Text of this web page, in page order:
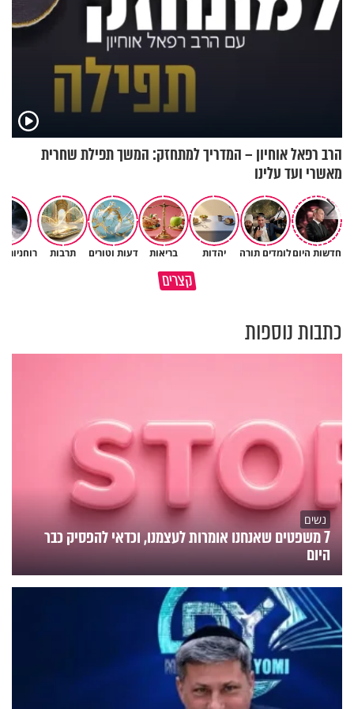
הרב רפאל אוחיון – המדריך למתחזק: המשך תפילת שחרית
מאשרי ועד עלינו
חדשות היוםלומדים תורה יהדות בריאות דעות וטורים תרבות רוחניות
קצרים
הבן שלך לא מרגיש כלום, אין לך
סגולה שתעזור לכם למתן את
כתבות נוספות
נשים
7 משפטים שאנחנו אומרות לעצמנו, וכדאי להפסיק כבר
היום